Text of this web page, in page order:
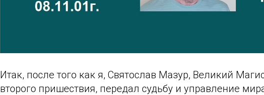
Итак, после того как я, Святослав Мазур, Великий
второго пришествия, передал судьбу и управление